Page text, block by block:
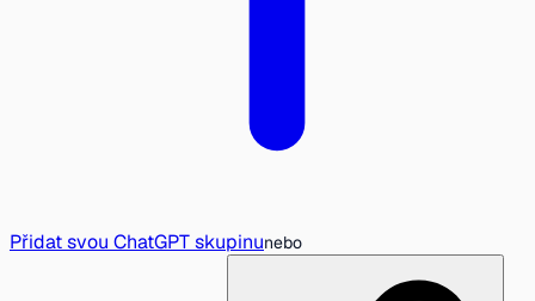
Přidat svou ChatGPT skupinunebo